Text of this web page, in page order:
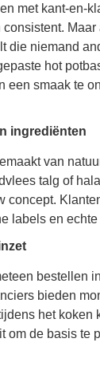
met kant-en-
Maar
die niemand
hot
een smaak te
ingrediënten
van
talg of
concept.
labels en
bestellen
bieden
het koken
om de basis te